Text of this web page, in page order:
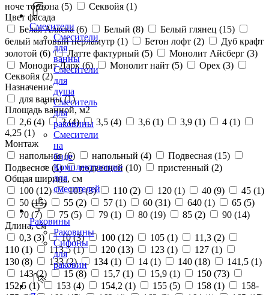
Смесители
Смесители
для
ванны
Смесители
для
душа
Смеситель
для
раковины
Смесители
на
биде
Комплектующие
для
смесителей
Раковины
Раковины
Сифоны
для
раковин
ноче тортона (5) Секвойя (1)
Цвет фасада
Белая Аляска (6) Белый (8) Белый глянец (15)
белый матовый перламутр (1) Бетон лофт (2)
Дуб крафт
золотой (6) Латте фактурный (5) Монолит Айсберг (3)
Монолит Дарк (6) Монолит найт (5) Орех (3)
Секвойя (2)
Назначение
для ванны (1)
Площадь ванной, м2
2,6 (4) 3 (4) 3,5 (4) 3,6 (1) 3,9 (1) 4 (1)
4,25 (1)
Монтаж
напольная (6) напольный (4) Подвесная (15)
Подвесное (1) подвесной (10) пристенный (2)
Общая ширина, см
100 (12) 105 (3) 110 (2) 120 (1) 40 (9) 45 (1)
50 (15) 55 (2) 57 (1) 60 (31) 640 (1) 65 (5)
70 (7) 75 (5) 79 (1) 80 (19) 85 (2) 90 (14)
Длина, см
0,3 (3) 10 (3) 100 (12) 105 (1) 11,3 (2)
110 (1) 113,5 (1) 120 (13) 123 (1) 127 (1)
130 (8) 133 (2) 134 (1) 14 (1) 140 (18) 141,5 (1)
143 (2) 15 (8) 15,7 (1) 15,9 (1) 150 (73)
152,5 (1) 153 (4) 154,2 (1) 155 (5) 158 (1)
158-